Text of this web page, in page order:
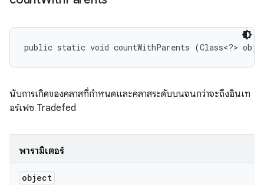
public static void countWithParents (Class<?>
นับการเกิดของคลาสที่กำหนดและคลาสระดับบนจนกว่าจะถึงอินเท
อร์เฟซ Tradefed
พารามิเตอร์
object